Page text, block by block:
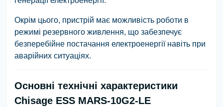
Окрім цього, пристрій має можливість роботи в
режимі резервного живлення, що забезпечує
безперебійне постачання електроенергії навіть при
аварійних ситуаціях.
Основні технічні характеристики
Chisage ESS MARS-10G2-LE